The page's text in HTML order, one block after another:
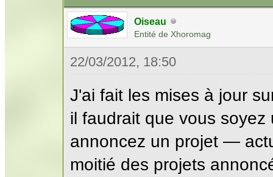
Oiseau
Entité de Xhoromag
22/03/2012, 18:50
J'ai fait les mises à jour
il faudrait que vous
annoncez un projet —
moitié des projets